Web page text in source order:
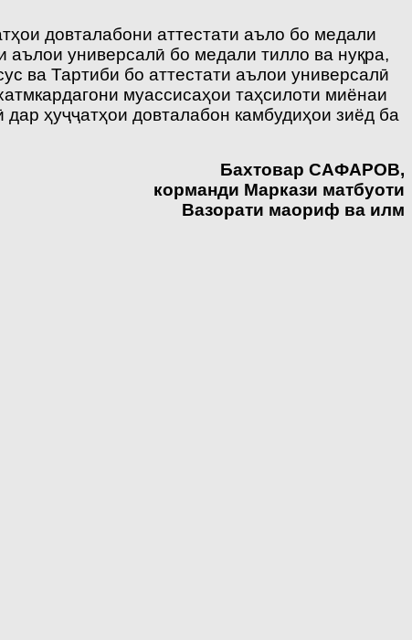
довталабони аттестати аъло бо медали
аълои универсалӣ бо медали тилло ва нуқра,
ва Тартиби бо аттестати аълои универсалӣ
муассисаҳои таҳсилоти миёнаи
ҳуҷҷатҳои довталабон камбудиҳои зиёд ба
Бахтовар САФАРОВ,
корманди Маркази матбуоти
Вазорати маориф ва илм